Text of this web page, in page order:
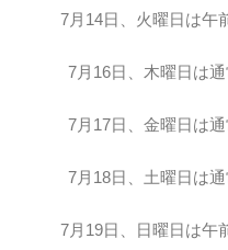
7月14日、火曜日は午
7月16日、木曜日は
7月17日、金曜日は
7月18日、土曜日は
7月19日、日曜日は午